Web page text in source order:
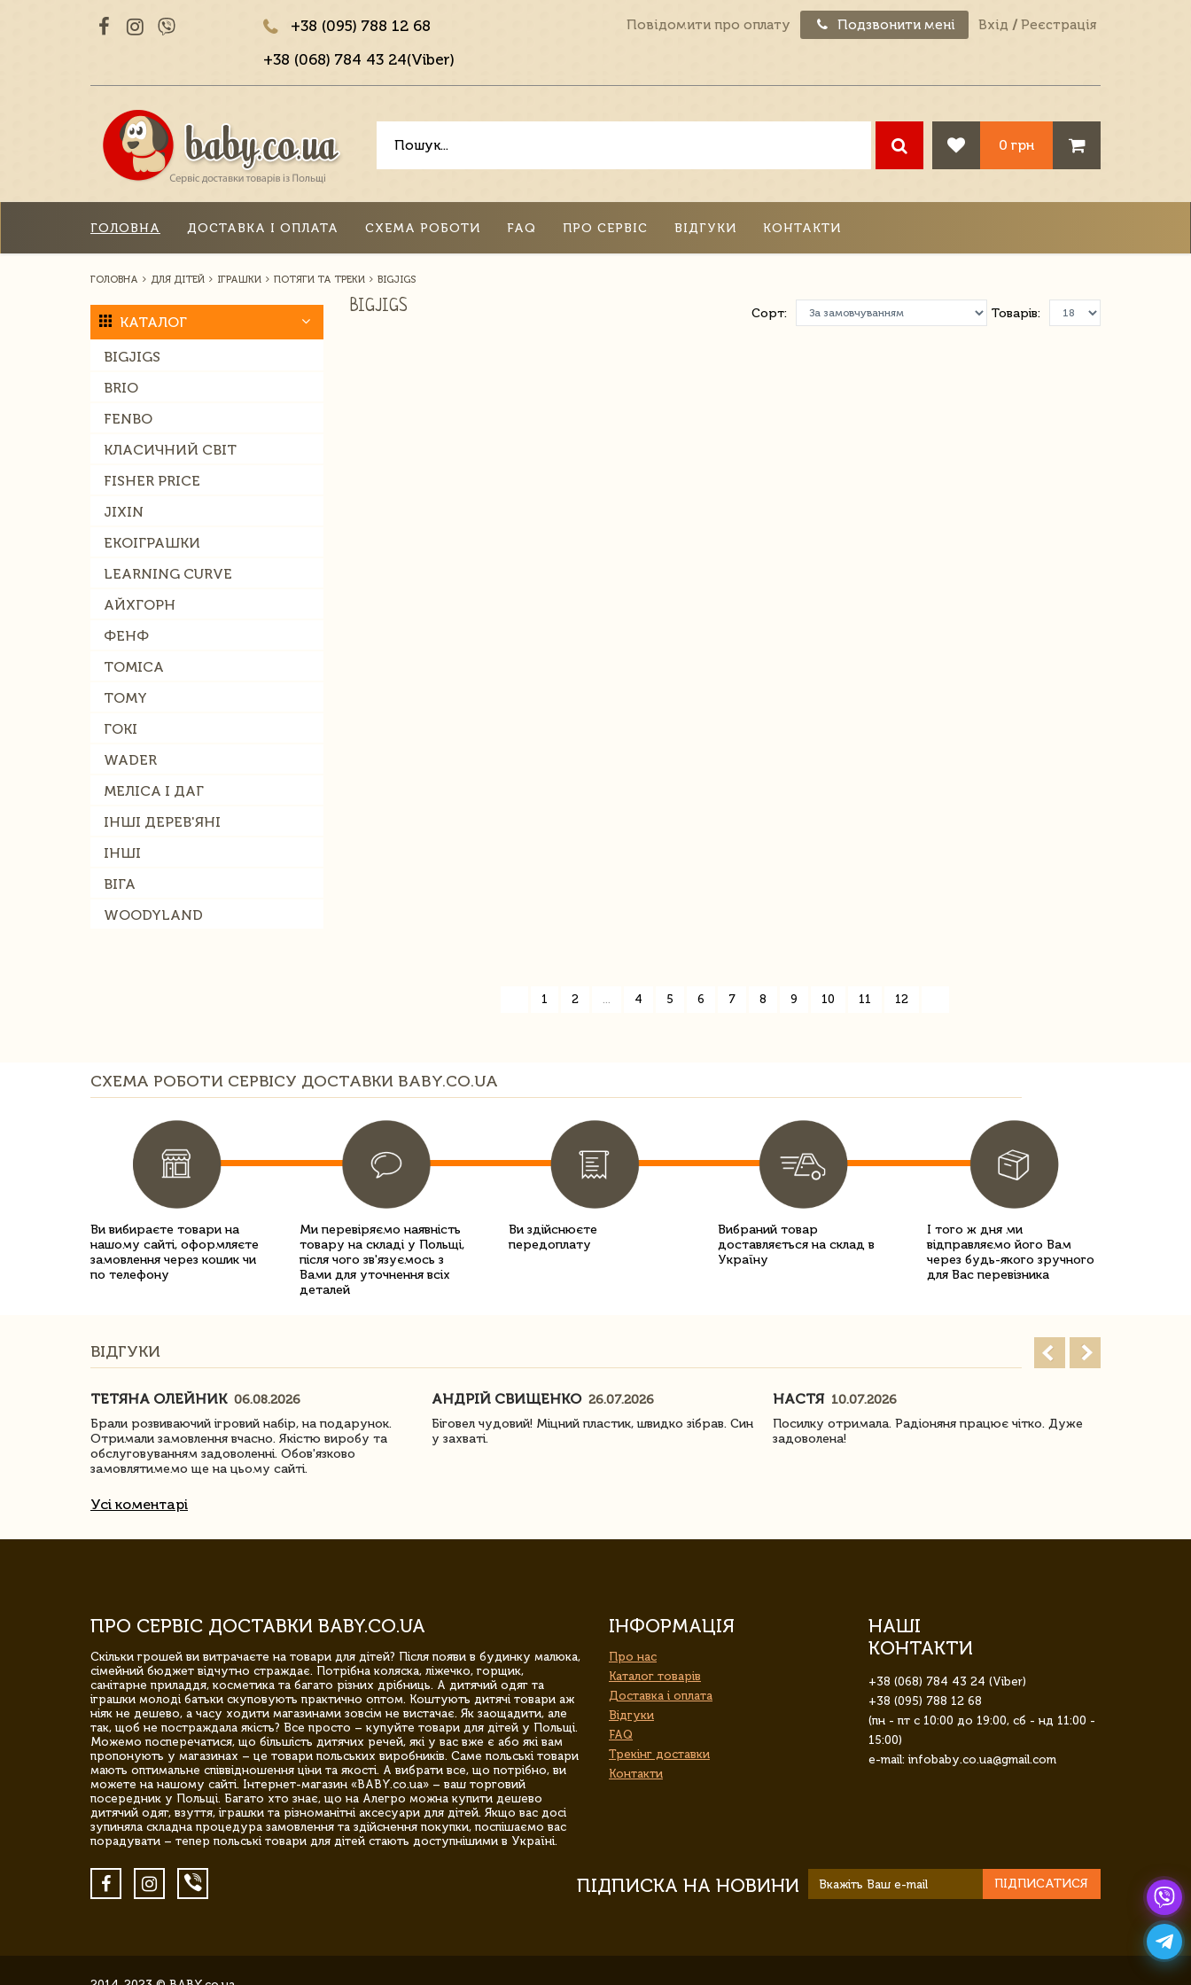
+38 (095) 788 12 68
+38 (068) 784 43 24(Viber)
Повідомити про оплату Подзвонити мені Вхід / Реєстрація
0 грн
ГОЛОВНА ДОСТАВКА І ОПЛАТА СХЕМА РОБОТИ FAQ ПРО СЕРВІС ВІДГУКИ КОНТАКТИ
ГОЛОВНА ДЛЯ ДІТЕЙ ІГРАШКИ ПОТЯГИ ТА ТРЕКИ BIGJIGS
КАТАЛОГ
BIGJIGS
BRIO
FENBO
КЛАСИЧНИЙ СВІТ
FISHER PRICE
JIXIN
ЕКОІГРАШКИ
LEARNING CURVE
АЙХГОРН
ФЕНФ
TOMICA
TOMY
ГОКІ
WADER
МЕЛІСА І ДАГ
ІНШІ ДЕРЕВ'ЯНІ
ІНШІ
ВІГА
WOODYLAND
BIGJIGS Товарів:
Сорт:
1 2 ... 4 5 6 7 8 9 10 11 12
СХЕМА РОБОТИ СЕРВІСУ ДОСТАВКИ BABY.CO.UA
Ви вибираєте товари на
нашому сайті, оформляєте
замовлення через кошик чи
по телефону
Ми перевіряємо наявність
товару на складі у Польщі,
після чого зв'язуємось з
Вами для уточнення всіх
деталей
Ви здійснюєте
передоплату
Вибраний товар
доставляється на склад в
Україну
І того ж дня ми
відправляємо його Вам
через будь-якого зручного
для Вас перевізника
ВІДГУКИ
ТЕТЯНА ОЛЕЙНИК 06.08.2026
Брали розвиваючий ігровий набір, на подарунок.
Отримали замовлення вчасно. Якістю виробу та
обслуговуванням задоволенні. Обов'язково
замовлятимемо ще на цьому сайті.
АНДРІЙ СВИЩЕНКО 26.07.2026
Біговел чудовий! Міцний пластик, швидко зібрав. Син
у захваті.
НАСТЯ 10.07.2026
Посилку отримала. Радіоняня працює чітко. Дуже
задоволена!
Усі коментарі
ПРО СЕРВІС ДОСТАВКИ BABY.CO.UA
Скільки грошей ви витрачаєте на товари для дітей? Після появи в будинку малюка,
сімейний бюджет відчутно страждає. Потрібна коляска, ліжечко, горщик,
санітарне приладдя, косметика та багато різних дрібниць. А дитячий одяг та
іграшки молоді батьки скуповують практично оптом. Коштують дитячі товари аж
ніяк не дешево, а часу ходити магазинами зовсім не вистачає. Як заощадити, але
так, щоб не постраждала якість? Все просто – купуйте товари для дітей у Польщі.
Можемо посперечатися, що більшість дитячих речей, які у вас вже є або які вам
пропонують у магазинах – це товари польських виробників. Саме польські товари
мають оптимальне співвідношення ціни та якості. А вибрати все, що потрібно, ви
можете на нашому сайті. Інтернет-магазин «BABY.co.ua» – ваш торговий
посередник у Польщі. Багато хто знає, що на Алегро можна купити дешево
дитячий одяг, взуття, іграшки та різноманітні аксесуари для дітей. Якщо вас досі
зупиняла складна процедура замовлення та здійснення покупки, поспішаємо вас
порадувати – тепер польські товари для дітей стають доступнішими в Україні.
ІНФОРМАЦІЯ
Про нас
Каталог товарів
Доставка і оплата
Відгуки
FAQ
Трекінг доставки
Контакти
НАШІ
КОНТАКТИ
+38 (068) 784 43 24 (Viber)
+38 (095) 788 12 68
(пн - пт с 10:00 до 19:00, сб - нд 11:00 -
15:00)
e-mail: infobaby.co.ua@gmail.com
ПІДПИСКА НА НОВИНИ ПІДПИСАТИСЯ